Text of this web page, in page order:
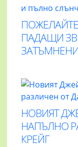
ПАДАЩИ
НОВИЯТ
НАПЪЛНО
КРЕЙГ